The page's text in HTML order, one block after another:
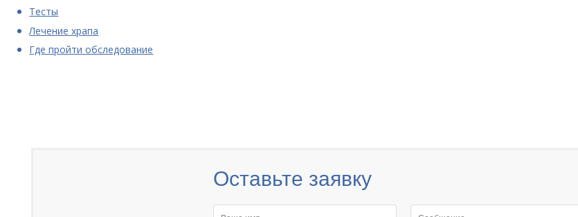
Тесты
Лечение храпа
Где пройти обследование
Оставьте заявку